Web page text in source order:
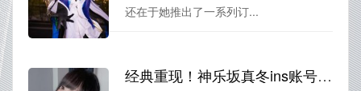
还在于她推出了一系列订...
经典重现！神乐坂真冬ins账号打造的完美Cos作品